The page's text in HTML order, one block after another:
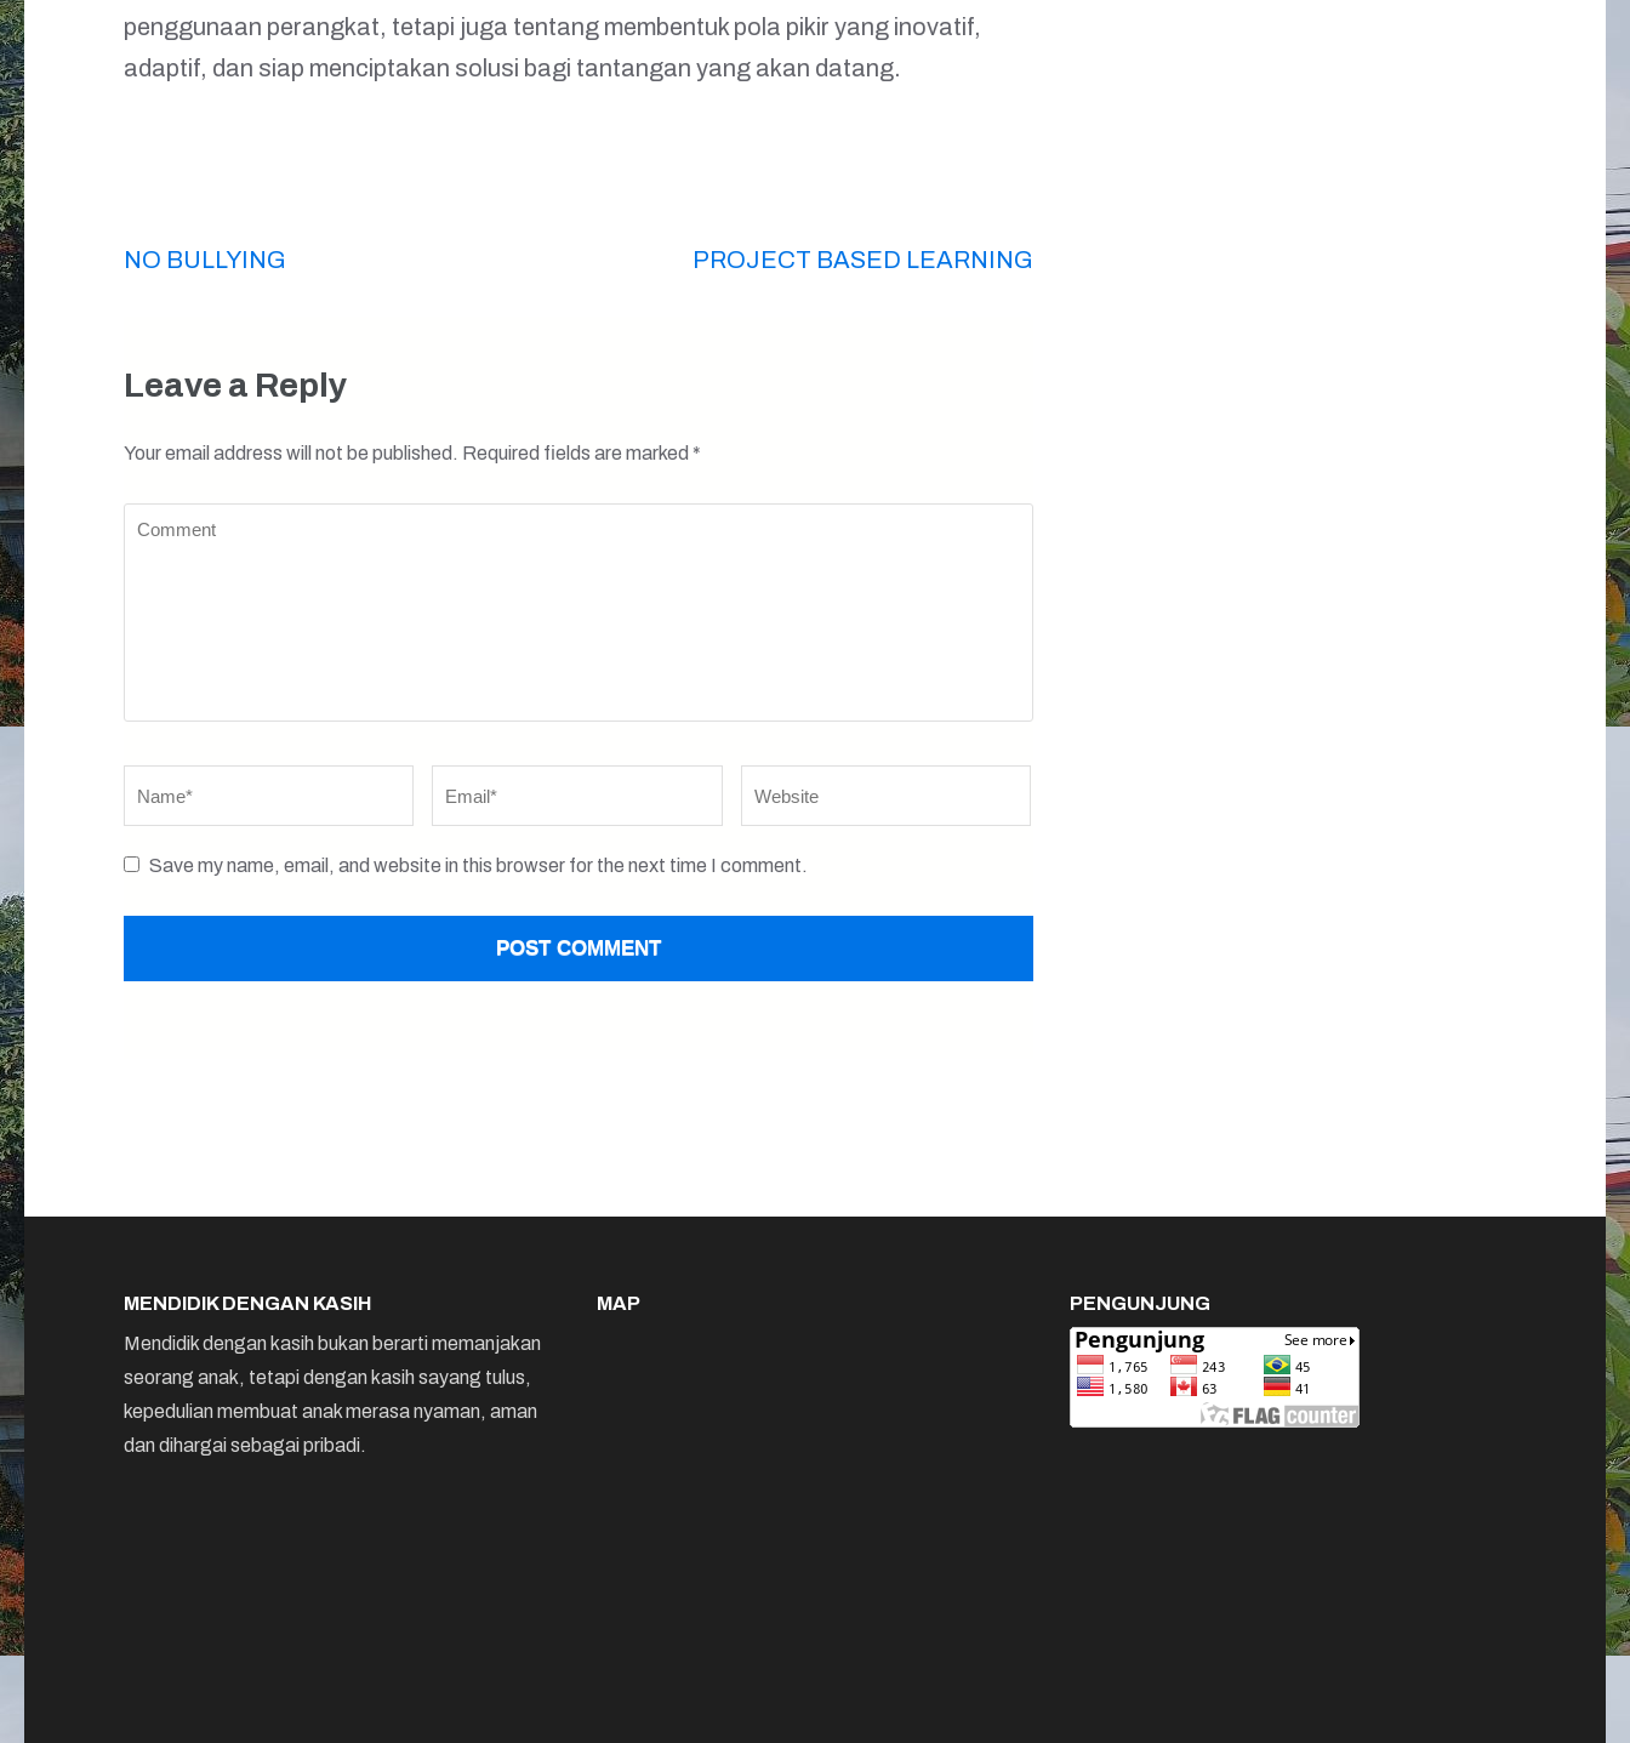
penggunaan perangkat, tetapi juga tentang membentuk pola pikir yang inovatif,
adaptif, dan siap menciptakan solusi bagi tantangan yang akan datang.
Post
NO BULLYING PROJECT BASED LEARNING
Leave a Reply
Your email address will not be published. Required fields are marked *
Comment
Save my name, email, and website in this browser for the next time I comment.
MENDIDIK DENGAN KASIH
Mendidik dengan kasih bukan berarti memanjakan
seorang anak, tetapi dengan kasih sayang tulus,
kepedulian membuat anak merasa nyaman, aman
dan dihargai sebagai pribadi.
MAP PENGUNJUNG